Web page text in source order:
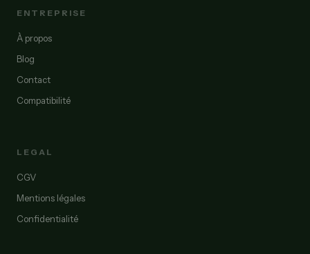
ENTREPRISE
À propos
Blog
Contact
Compatibilité
LEGAL
CGV
Mentions légales
Confidentialité